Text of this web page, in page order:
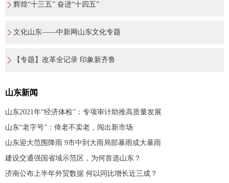
辉煌“十三五” 奋进“十四五”
文化山东——中新网山东文化专题
【专题】改革全记录 印象新齐鲁
山东新闻
山东2021年“经济体检”：专项审计助推高质量发展
山东“老字号”：倚老不卖老，闯出新市场
山东迎大范围降雨 9市中到大雨局部暴雨或大暴雨
建设交通强国省域示范区，为何首选山东？
济南公布上半年外贸数据 何以同比增长近三成？